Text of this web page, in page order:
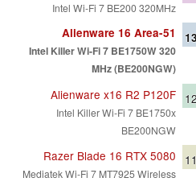
Intel Wi-Fi 7 BE200 320MHz
Alienware 16 Area-51
Intel Killer Wi-Fi 7 BE1750W 320
MHz (BE200NGW)
Alienware x16 R2 P120F
Intel Killer Wi-Fi 7 BE1750x
BE200NGW
Razer Blade 16 RTX 5080
Mediatek Wi-Fi 7 MT7925 Wireless